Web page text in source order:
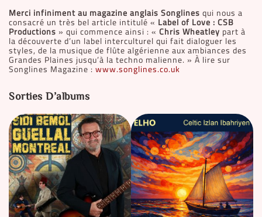
Merci infiniment au magazine anglais Songlinesqui nous a
consacré un très bel article intitulé « Label of Love : CSB
Productions » qui commence ainsi : « Chris Wheatley part à
la découverte d’un label interculturel qui fait dialoguer les
styles, de la musique de flûte algérienne aux ambiances des
Grandes Plaines jusqu’à la techno malienne. » À lire sur
Songlines Magazine :www.songlines.co.uk
Sorties D’albums